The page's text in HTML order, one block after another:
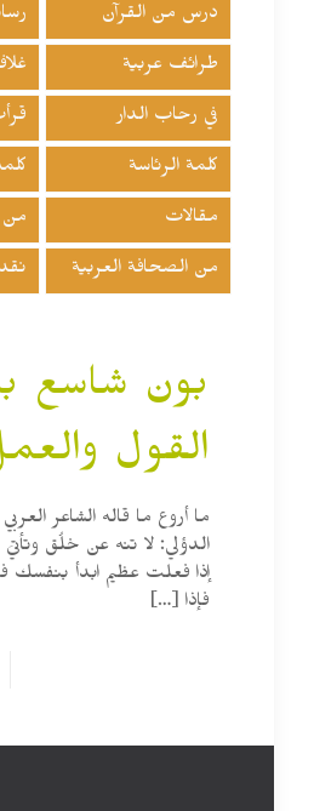
درس من القرآن
طرائف عربية
في رحاب الدار
كلمة الرئاسة
مقالات من
من الصحافة العربية
بون شاسع
القول
ما أروع ما قاله الشاعر العربي
الدؤلي: لا تنه عن خلُق
إذا فعلت عظيم ابدأ بنفسك
فإذا […]